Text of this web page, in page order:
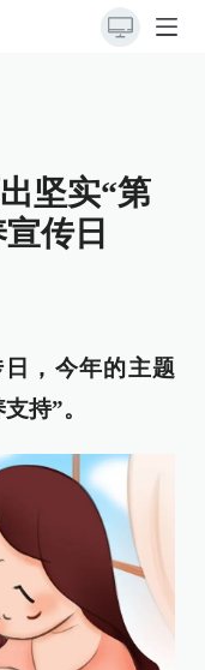
坚实“第
传日
，今年的主题
持”。